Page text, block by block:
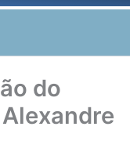
do